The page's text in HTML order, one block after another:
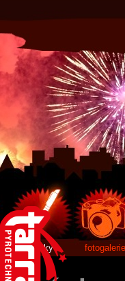
články fotogalerie